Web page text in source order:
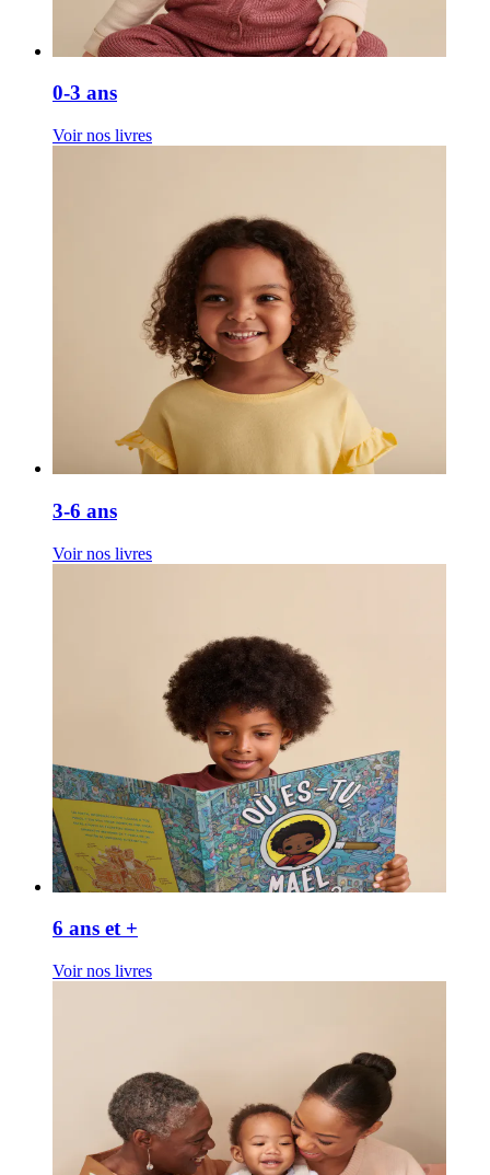
0-3 ans
Voir nos livres
3-6 ans
Voir nos livres
6 ans et +
Voir nos livres